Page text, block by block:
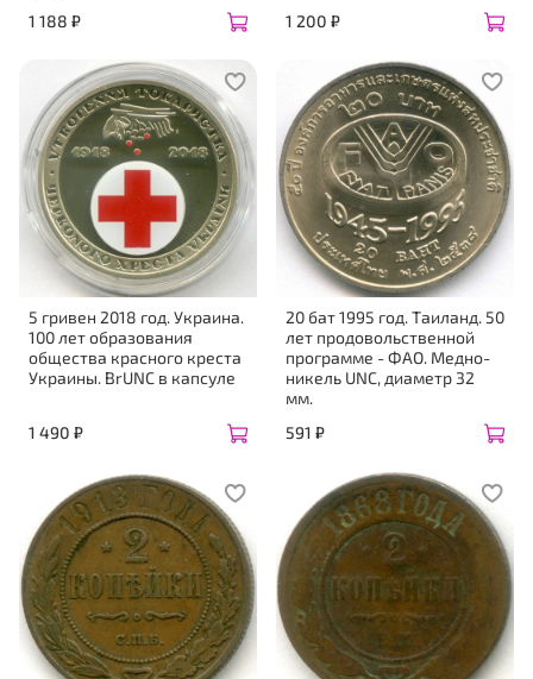
1 188 ₽
1 200 ₽
5 гривен 2018 год. Украина.
100 лет образования
общества красного креста
Украины. BrUNC в капсуле
1 490 ₽
20 бат 1995 год. Таиланд. 50
лет продовольственной
программе - ФАО. Медно-
никель UNC, диаметр 32
мм.
591 ₽